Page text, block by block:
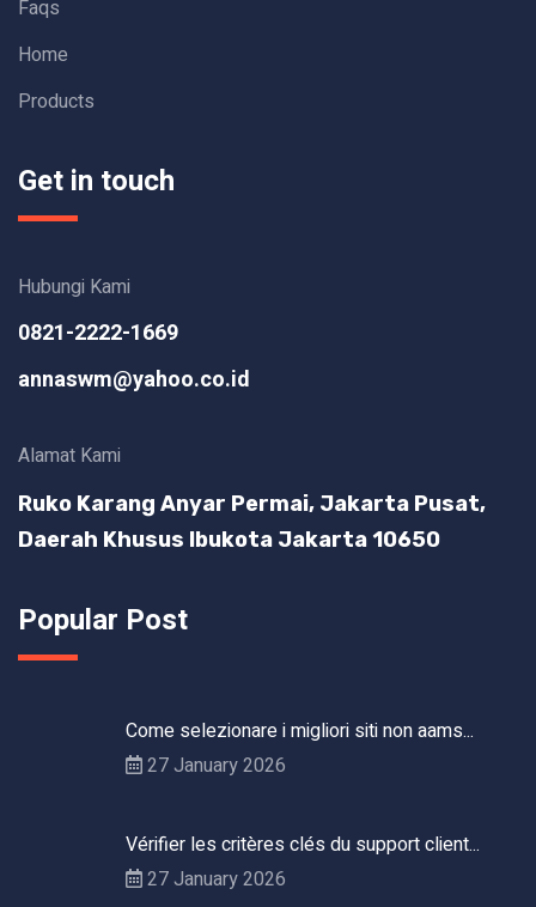
Faqs
Home
Products
Get in touch
Hubungi Kami
0821-2222-1669
annaswm@yahoo.co.id
Alamat Kami
Ruko Karang Anyar Permai, Jakarta Pusat,
Daerah Khusus Ibukota Jakarta 10650
Popular Post
Come selezionare i migliori siti non aams...
27 January 2026
Vérifier les critères clés du support client...
27 January 2026